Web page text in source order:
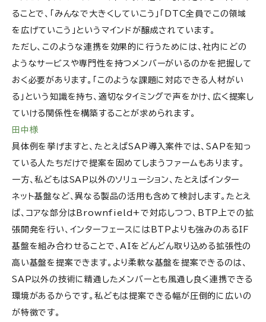
ることで、「みんなで大きくしていこう」「DTC全員でこの領域
を広げていこう」というマインドが醸成されています。
ただし、このような連携を効果的に行うためには、社内にどの
ようなサービスや専門性を持つメンバーがいるのかを把握して
おく必要があります。「このような課題に対応できる人材がい
る」という知識を持ち、適切なタイミングで声をかけ、広く提案し
ていける関係性を構築することが求められます。
田中様
具体例を挙げますと、たとえばSAP導入案件では、SAPを知っ
ている人たちだけで提案を固めてしまうファームもあります。
一方、私どもはSAP以外のソリューション、たとえばインター
ネット基盤など、異なる製品の活用も含めて検討します。たとえ
ば、コアな部分はBrownfield+で対応しつつ、BTP上での拡
張開発を行い、インターフェースにはBTPよりも強みのあるIF
基盤を組み合わせることで、AIをどんどん取り込める拡張性の
高い基盤を提案できます。より柔軟な基盤を提案できるのは、
SAP以外の技術に精通したメンバーとも風通し良く連携できる
環境があるからです。私どもは提案できる幅が圧倒的に広いの
が特徴です。